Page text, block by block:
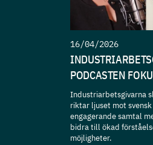
16/04/2026
PODCASTEN
Industriarbetsgivarna
riktar ljuset mot
engagerande samtal
bidra till ökad
möjligheter.